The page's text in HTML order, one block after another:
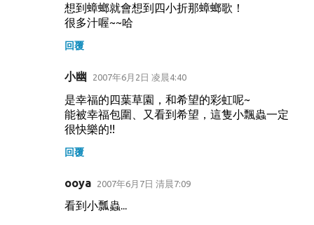
想到蟑螂就會想到四小折那蟑螂歌！
很多汁喔~~哈
回覆
小幽 2007年6月2日 凌晨4:40
是幸福的四葉草園，和希望的彩虹呢~
能被幸福包圍、又看到希望，這隻小飄蟲一定
很快樂的!!
回覆
ooya 2007年6月7日 清晨7:09
看到小瓢蟲...